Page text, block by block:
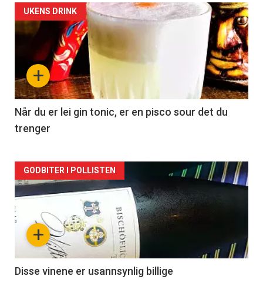
Forsiden
akkurat
nå
-
2
+
UKENS DRINK
Når du er lei gin tonic, er en pisco sour det du
trenger
Forsiden
akkurat
nå
3
+
GODBITER I POLLISTEN
Disse vinene er usannsynlig billige